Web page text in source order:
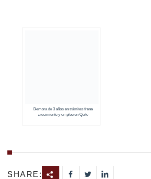
Demora de 3 años en trámites frena
crecimiento y empleo en Quito
SHARE: